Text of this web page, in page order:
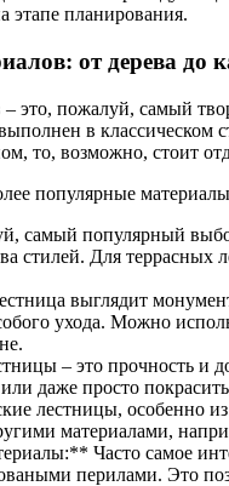
этапе планирования.
от дерева до
это, пожалуй, самый
в классическом
то, возможно, стоит
популярные
популярный выбор
стилей. Для террасных
выглядит
ухода. Можно
– это прочность и
даже просто
лестницы, особенно
материалами,
Часто самое
перилами. Это